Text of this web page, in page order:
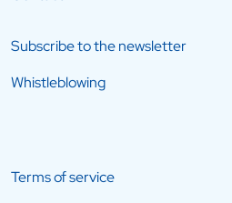
Subscribe to the newsletter
Whistleblowing
Terms of service